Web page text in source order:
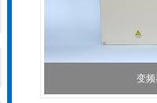
变